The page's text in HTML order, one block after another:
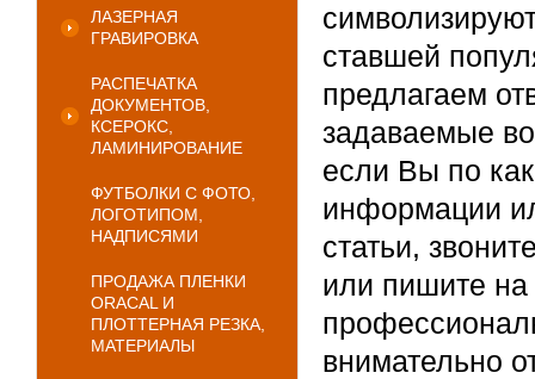
ЛАЗЕРНАЯ
ГРАВИРОВКА
РАСПЕЧАТКА
ДОКУМЕНТОВ,
КСЕРОКС,
ЛАМИНИРОВАНИЕ
ФУТБОЛКИ С ФОТО,
ЛОГОТИПОМ,
НАДПИСЯМИ
ПРОДАЖА ПЛЕНКИ
ORACAL И
ПЛОТТЕРНАЯ РЕЗКА,
МАТЕРИАЛЫ
ставшей
предлагаем
задаваемые
если Вы по
информации
статьи,
или пишите
внимательно